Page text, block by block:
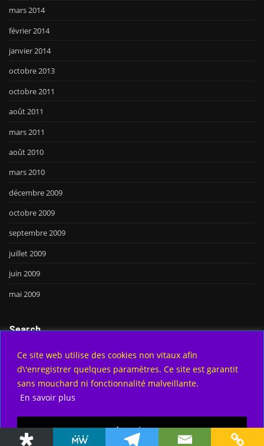
Ce site web utilise des cookies non vitaux afin
d\'enregistrer quelques paramètres. Ce site est garantit
sans mouchard ni fonctionnalité malveillante.
En savoir plus
Accepter
mars 2014
février 2014
janvier 2014
octobre 2013
octobre 2011
août 2011
mars 2011
août 2010
mars 2010
décembre 2009
octobre 2009
septembre 2009
juillet 2009
juin 2009
mai 2009
Search
Copyright © 2025 | Powered by WordPress
DesignTech theme by